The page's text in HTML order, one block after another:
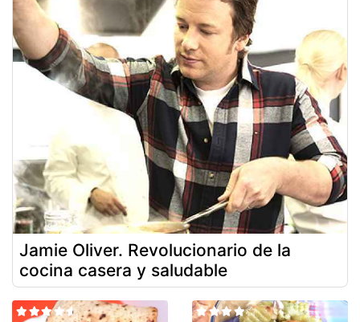
Jamie Oliver. Revolucionario de la
cocina casera y saludable